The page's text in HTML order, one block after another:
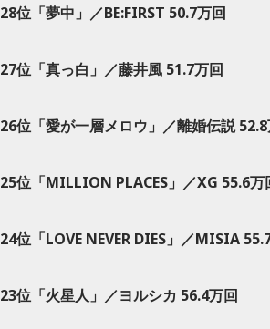
28位「夢中」／BE:FIRST 50.7万回
27位「真っ白」／藤井風 51.7万回
26位「愛が一層メロウ」／離婚伝説
25位「MILLION PLACES」／XG 55.6万
24位「LOVE NEVER DIES」／MISIA
23位「火星人」／ヨルシカ 56.4万回